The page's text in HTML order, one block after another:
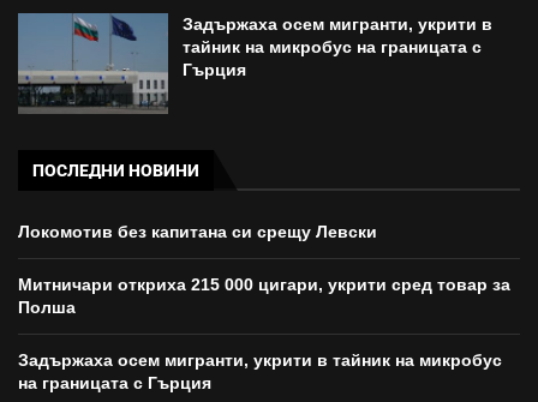
Задържаха осем мигранти, укрити в
тайник на микробус на границата с
Гърция
ПОСЛЕДНИ НОВИНИ
Локомотив без капитана си срещу Левски
Митничари откриха 215 000 цигари, укрити сред товар за
Полша
Задържаха осем мигранти, укрити в тайник на микробус
на границата с Гърция